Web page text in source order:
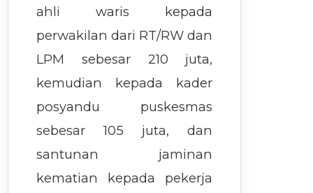
ahli waris kepada
perwakilan dari RT/RW dan
LPM sebesar 210 juta,
kemudian kepada kader
posyandu puskesmas
sebesar 105 juta, dan
santunan jaminan
kematian kepada pekerja